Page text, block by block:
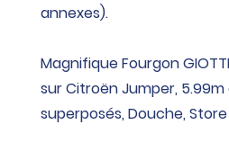
annexes).
Magnifique Fourgon
sur Citroën Jumper, 5.99m
superposés, Douche,